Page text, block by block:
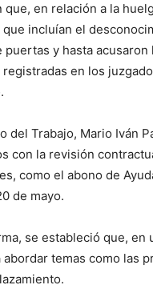
que, en relación a la
incluían el
y hasta acusaron
en los
del Trabajo, Mario Iván
con la revisión
como el abono de
de mayo.
se estableció que, en
abordar temas como las